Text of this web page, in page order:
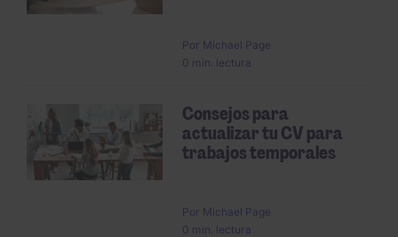
Por Michael Page
0 min. lectura
Consejos para
actualizar tu CV para
trabajos temporales
Por Michael Page
0 min. lectura